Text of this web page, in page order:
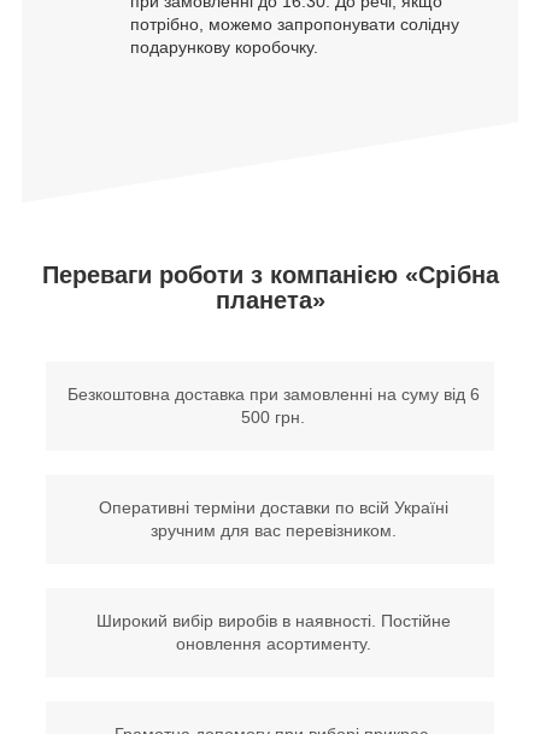
потрібно, можемо запропонувати солідну
подарункову коробочку.
Переваги роботи з компанією «Срібна
планета»
Безкоштовна доставка при замовленні на суму від 6
500 грн.
Оперативні терміни доставки по всій Україні
зручним для вас перевізником.
Широкий вибір виробів в наявності. Постійне
оновлення асортименту.